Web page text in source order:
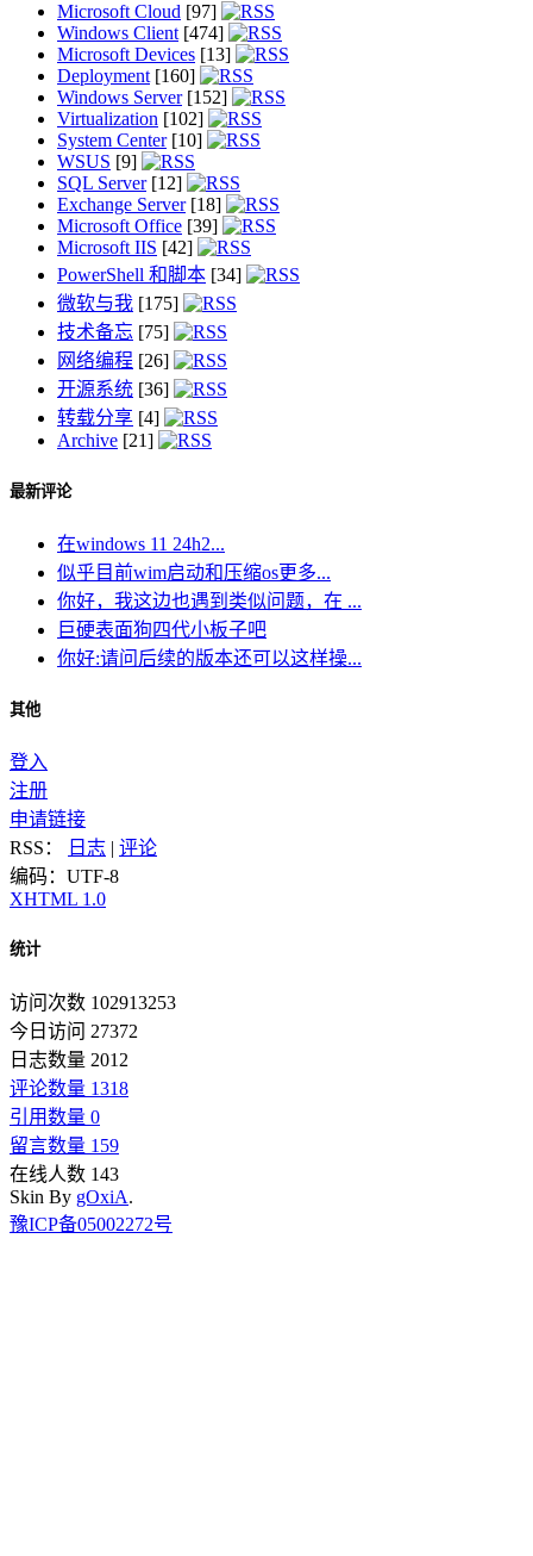
Microsoft Cloud [97]
Windows Client[474]
Microsoft Devices [13]
Deployment[160]
Windows Server[152]
Virtualization [102]
System Center[10]
WSUS [9]
SQL Server[12]
Exchange Server[18]
Microsoft Office [39]
Microsoft IIS [42]
PowerShell 和脚本 [34]
微软与我 [175]
技术备忘 [75]
网络编程 [26]
开源系统 [36]
转载分享 [4]
Archive [21]
最新评论
在windows 11 24h2...
似乎目前wim启动和压缩os更多...
你好，我这边也遇到类似问题，在 ...
巨硬表面狗四代小板子吧
你好:请问后续的版本还可以这样操...
其他
登入
注册
申请链接
RSS：
日志 | 评论
编码：UTF-8
XHTML 1.0
统计
访问次数 102913253
今日访问 27372
日志数量 2012
评论数量 1318
引用数量 0
留言数量 159
在线人数 143
Skin By gOxiA.
豫ICP备05002272号